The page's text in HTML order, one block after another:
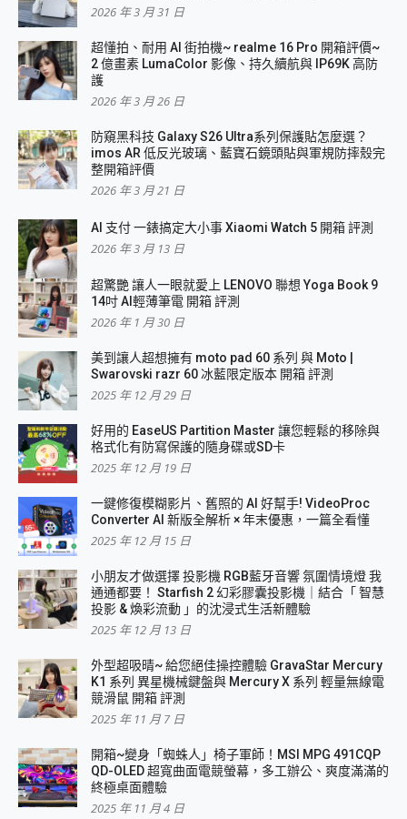
2026 年 3 月 31 日
超懂拍、耐用 AI 街拍機~ realme 16 Pro 開箱評價~
2 億畫素 LumaColor 影像、持久續航與 IP69K 高防
護
2026 年 3 月 26 日
防窺黑科技 Galaxy S26 Ultra系列保護貼怎麼選？
imos AR 低反光玻璃、藍寶石鏡頭貼與軍規防摔殼完
整開箱評價
2026 年 3 月 21 日
AI 支付 一錶搞定大小事 Xiaomi Watch 5 開箱 評測
2026 年 3 月 13 日
超驚艷 讓人一眼就愛上 LENOVO 聯想 Yoga Book 9
14吋 AI輕薄筆電 開箱 評測
2026 年 1 月 30 日
美到讓人超想擁有 moto pad 60 系列 與 Moto |
Swarovski razr 60 冰藍限定版本 開箱 評測
2025 年 12 月 29 日
好用的 EaseUS Partition Master 讓您輕鬆的移除與
格式化有防寫保護的隨身碟或SD卡
2025 年 12 月 19 日
一鍵修復模糊影片、舊照的 AI 好幫手! VideoProc
Converter AI 新版全解析 × 年末優惠，一篇全看懂
2025 年 12 月 15 日
小朋友才做選擇 投影機 RGB藍牙音響 氛圍情境燈 我
通通都要！ Starfish 2 幻彩膠囊投影機｜結合「 智慧
投影 & 煥彩流動 」的沈浸式生活新體驗
2025 年 12 月 13 日
外型超吸晴~ 給您絕佳操控體驗 GravaStar Mercury
K1 系列 異星機械鍵盤與 Mercury X 系列 輕量無線電
競滑鼠 開箱 評測
2025 年 11 月 7 日
開箱~變身「蜘蛛人」椅子軍師！MSI MPG 491CQP
QD-OLED 超寬曲面電競螢幕，多工辦公、爽度滿滿的
終極桌面體驗
2025 年 11 月 4 日